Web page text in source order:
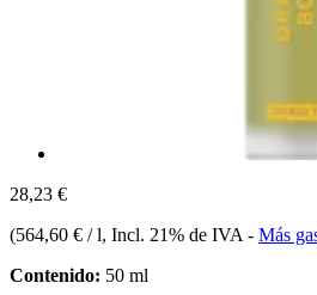
28,23 €
(564,60 € / l, Incl. 21% de IVA - Más
Contenido: 50 ml